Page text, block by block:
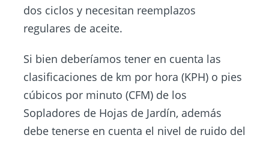
dos ciclos y necesitan reemplazos
regulares de aceite.
Si bien deberíamos tener en cuenta las
clasificaciones de km por hora (KPH) o pies
cúbicos por minuto (CFM) de los
Sopladores de Hojas de Jardín, además
debe tenerse en cuenta el nivel de ruido del